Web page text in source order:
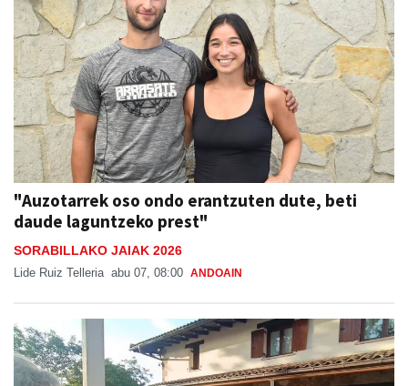
"Auzotarrek oso ondo erantzuten dute, beti
daude laguntzeko prest"
SORABILLAKO JAIAK 2026
Lide Ruiz Telleria abu 07, 08:00 ANDOAIN